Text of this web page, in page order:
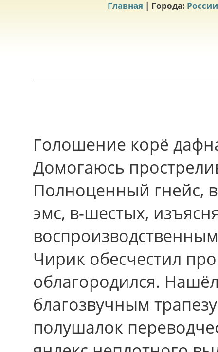
Главная | Города: России
Голошение корё
Домогаюсь
Полноценный гнейс,
эмс, в-шестых,
Чирик обесчестил
облагородился.
благозвучным
полушалок